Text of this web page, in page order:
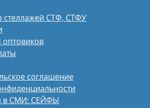
стеллажей СТФ, СТФУ
оптовиков
соглашение
в СМИ: СЕЙФЫ